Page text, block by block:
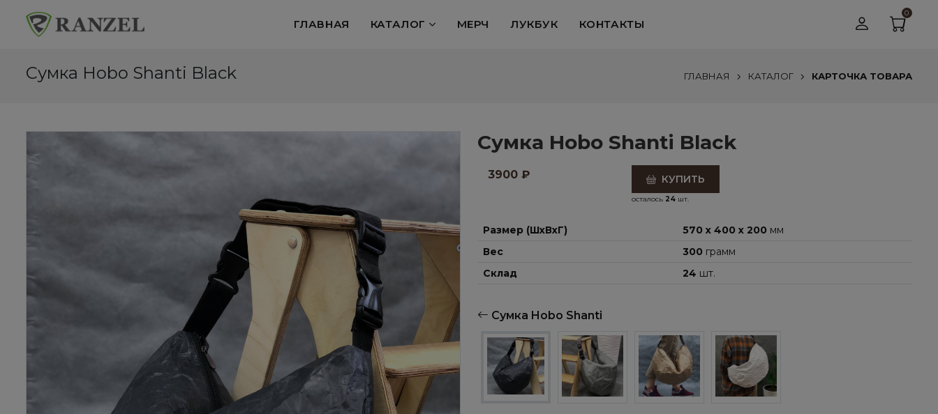
ГЛАВНАЯ КАТАЛОГ МЕРЧ ЛУКБУК КОНТАКТЫ
0
Сумка Hobo Shanti Black ГЛАВНАЯ КАТАЛОГ КАРТОЧКА ТОВАРА
Сумка Hobo Shanti Black
3900 ₽ КУПИТЬ
осталось 24шт.
Размер (ШхВхГ) 570 x 400 x 200 мм
Вес
300 грамм
Склад
24 шт.
Сумка Hobo Shanti